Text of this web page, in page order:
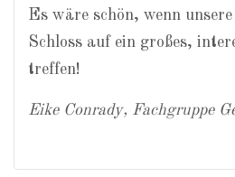
Es wäre schön, wenn
Schloss auf ein großes,
treffen!
Eike Conrady, Fachgruppe